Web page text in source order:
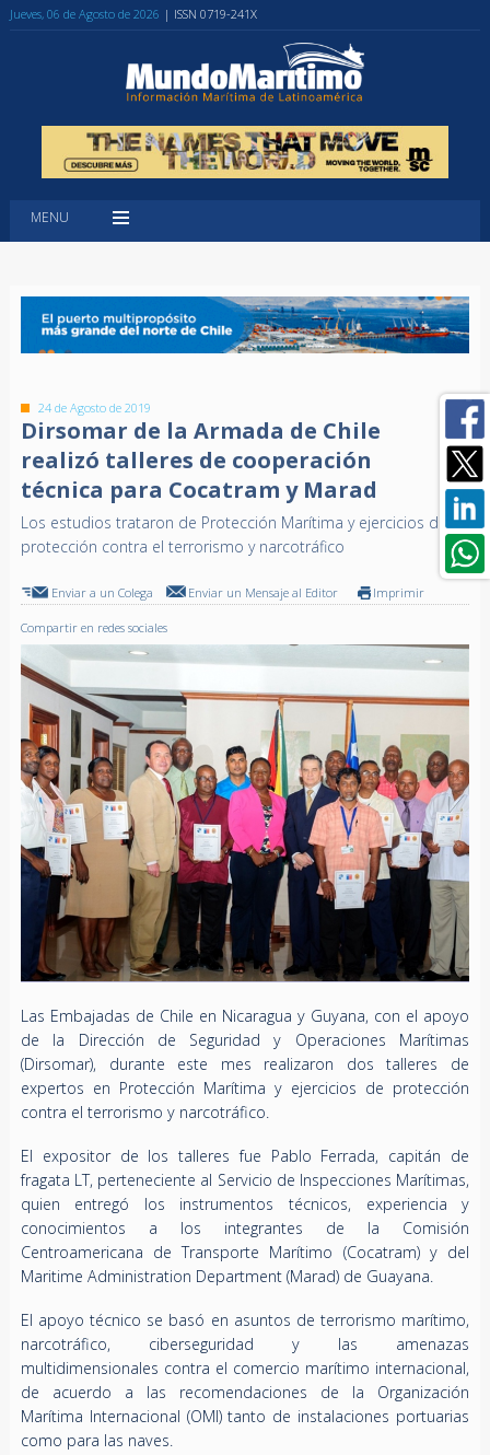
Jueves, 06 de Agosto de 2026 | ISSN 0719-241X
MENU
24 de Agosto de 2019
Dirsomar de la Armada de Chile
realizó talleres de cooperación
técnica para Cocatram y Marad
Los estudios trataron de Protección Marítima y ejercicios de
protección contra el terrorismo y narcotráfico
Enviar a un Colega Enviar un Mensaje al Editor Imprimir
Compartir en redes sociales
Las Embajadas de Chile en Nicaragua y Guyana, con el apoyo
de la Dirección de Seguridad y Operaciones Marítimas
(Dirsomar), durante este mes realizaron dos talleres de
expertos en Protección Marítima y ejercicios de protección
contra el terrorismo y narcotráfico.
El expositor de los talleres fue Pablo Ferrada, capitán de
fragata LT, perteneciente al Servicio de Inspecciones Marítimas,
quien entregó los instrumentos técnicos, experiencia y
conocimientos a los integrantes de la Comisión
Centroamericana de Transporte Marítimo (Cocatram) y del
Maritime Administration Department (Marad) de Guayana.
El apoyo técnico se basó en asuntos de terrorismo marítimo,
narcotráfico, ciberseguridad y las amenazas
multidimensionales contra el comercio marítimo internacional,
de acuerdo a las recomendaciones de la Organización
Marítima Internacional (OMI) tanto de instalaciones portuarias
como para las naves.